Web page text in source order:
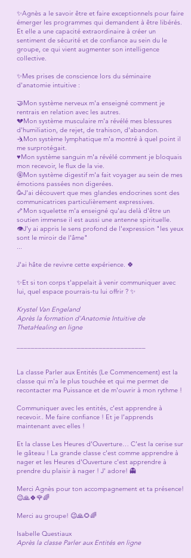
✨Agnès a le savoir être et faire exceptionnels pour faire
émerger les programmes qui demandent à être libérés.
Et elle a une capacité extraordinaire à créer un
sentiment de sécurité et de confiance au sein du le
groupe, ce qui vient augmenter son intelligence
collective.
✨Mes prises de conscience lors du séminaire
d'anatomie intuitive :
🤝Mon système nerveux m'a enseigné comment je
rentrais en relation avec les autres.
💔Mon système musculaire m'a révélé mes blessures
d'humiliation, de rejet, de trahison, d'abandon.
🤺Mon système lymphatique m'a montré à quel point il
me surprotégait.
♥️Mon système sanguin m'a révélé comment je bloquais
mon recevoir, le flux de la vie.
🤬Mon système digestif m'a fait voyager au sein de mes
émotions passées non digerées.
🥳J'ai découvert que mes glandes endocrines sont des
communicatrices particulièrement expressives.
🦴Mon squelette m'a enseigné qu'au delà d'être un
soutien immense il est aussi une antenne spirituelle.
👁️J'y ai appris le sens profond de l'expression "les yeux
sont le miroir de l'âme"
...
J'ai hâte de revivre cette expérience. 🍀
✨Et si ton corps t'appelait à venir communiquer avec
lui, quel espace pourrais-tu lui offrir ? ✨
Krystel Van Engeland
Après la formation d'Anatomie Intuitive de
ThetaHealing en ligne
La classe Parler aux Entités (Le Commencement) est la
classe qui m'a le plus touchée et qui me permet de
recontacter ma Puissance et de m'ouvrir à mon rythme !
Communiquer avec les entités, c’est apprendre à
recevoir.. Me faire confiance ! Et je l’apprends
maintenant avec elles !
Et la classe Les Heures d’Ouverture… C’est la cerise sur
le gâteau ! La grande classe c'est comme apprendre à
nager et les Heures d'Ouverture c'est apprendre à
prendre du plaisir à nager ! J' adore! 👻
Merci Agnès pour ton accompagnement et ta présence!
😉🙏🍀🌹🌈
Merci au groupe! 😉🙏🌻🌈
Isabelle Questiaux
Après la classe Parler aux Entités en ligne